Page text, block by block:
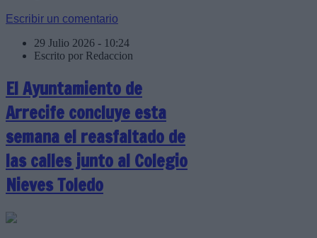
Escribir un comentario
29 Julio 2026 - 10:24
Escrito por Redaccion
El Ayuntamiento de
Arrecife concluye esta
semana el reasfaltado de
las calles junto al Colegio
Nieves Toledo